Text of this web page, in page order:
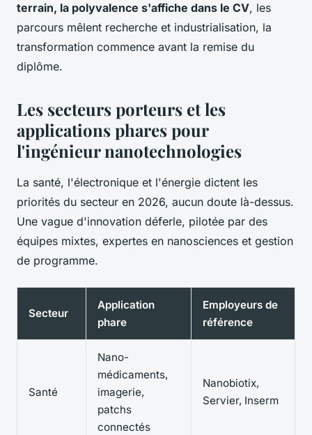
terrain, la polyvalence s'affiche dans le CV, les
parcours mêlent recherche et industrialisation, la
transformation commence avant la remise du
diplôme.
Les secteurs porteurs et les
applications phares pour
l'ingénieur nanotechnologies
La santé, l'électronique et l'énergie dictent les
priorités du secteur en 2026, aucun doute là-dessus.
Une vague d'innovation déferle, pilotée par des
équipes mixtes, expertes en nanosciences et gestion
de programme.
Secteur
Application
phare
Employeurs de
référence
Santé
Nano-
médicaments,
imagerie,
patchs
connectés
Nanobiotix,
Servier, Inserm